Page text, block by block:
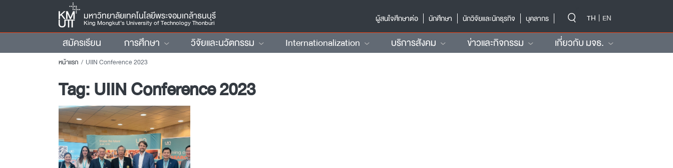
มหาวิทยาลัยเทคโนโลยีพระจอมเกล้าธนบุรี
King Mongkut’s University of Technology Thonburi
ผู้สนใจศึกษาต่อ
นักศึกษา นักวิจัยและนักธุรกิจ บุคลากร TH EN
สมัครเรียน การศึกษา วิจัยและนวัตกรรม Internationalization บริการสังคม ข่าวและกิจกรรม เกี่ยวกับ มจธ.
หน้าแรก UIIN Conference 2023
Tag:UIIN Conference 2023